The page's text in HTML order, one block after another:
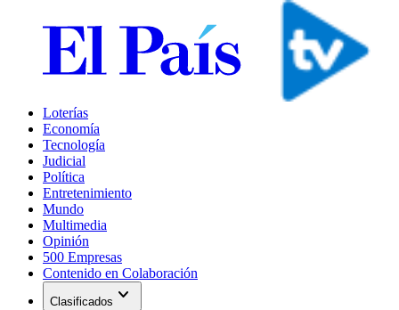
Loterías
Economía
Tecnología
Judicial
Política
Entretenimiento
Mundo
Multimedia
Opinión
500 Empresas
Contenido en Colaboración
Clasificados expand_more